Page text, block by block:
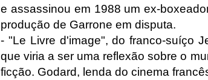
e assassinou em 1988 um ex-
produção de Garrone em disputa.
- "Le Livre d'image", do franco-suíço
que viria a ser uma reflexão sobre o
ficção. Godard, lenda do cinema